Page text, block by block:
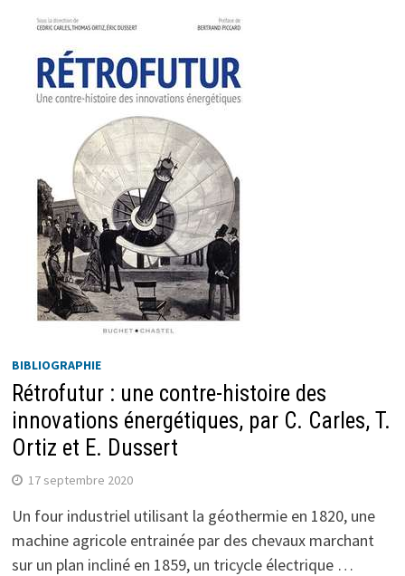
BIBLIOGRAPHIE
Rétrofutur : une contre-histoire des
innovations énergétiques, par C. Carles, T.
Ortiz et E. Dussert
17 septembre 2020
Un four industriel utilisant la géothermie en 1820, une
machine agricole entrainée par des chevaux marchant
sur un plan incliné en 1859, un tricycle électrique …